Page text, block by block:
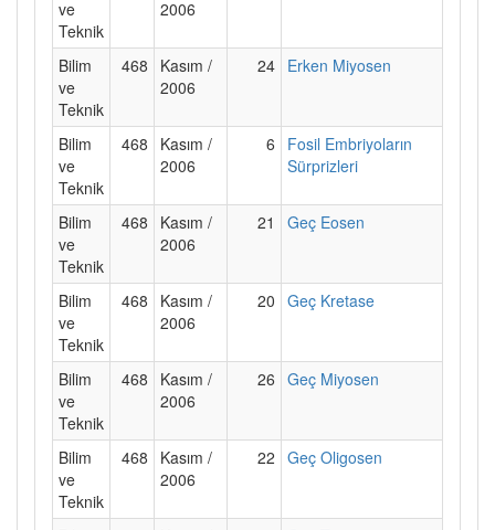
ve
Teknik
2006
Bilim
ve
Teknik
468
Kasım /
2006
24 Erken Miyosen
Bilim
ve
Teknik
468
Kasım /
2006
6
Fosil Embriyoların
Sürprizleri
Bilim
ve
Teknik
468
Kasım /
2006
21 Geç Eosen
Bilim
ve
Teknik
468
Kasım /
2006
20 Geç Kretase
Bilim
ve
Teknik
468
Kasım /
2006
26 Geç Miyosen
Bilim
ve
Teknik
468
Kasım /
2006
22 Geç Oligosen